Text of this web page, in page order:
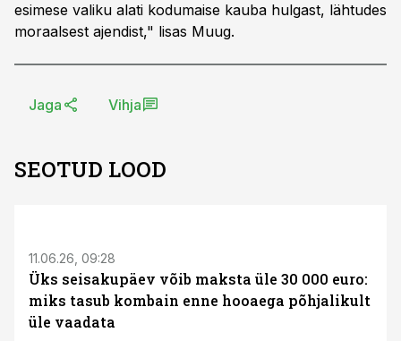
esimese valiku alati kodumaise kauba hulgast, lähtudes
moraalsest ajendist," lisas Muug.
Jaga Vihja
SEOTUD LOOD
11.06.26, 09:28
Üks seisakupäev võib maksta üle 30 000 euro:
miks tasub kombain enne hooaega põhjalikult
üle vaadata